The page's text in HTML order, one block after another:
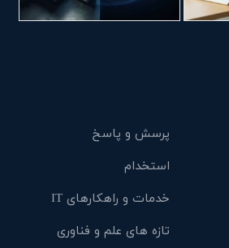
پرسش و پاسخ
استخدام
خدمات و راهکارهای IT
تازه های علم و فناوری